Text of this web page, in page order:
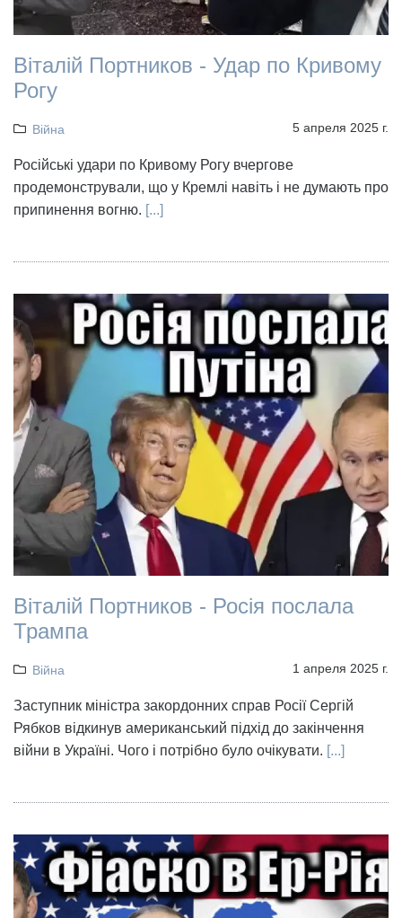
Віталій Портников - Удар по Кривому
Рогу
Війна 5 апреля 2025 г.
Російські удари по Кривому Рогу вчергове
продемонстрували, що у Кремлі навіть і не думають про
припинення вогню. [...]
Віталій Портников - Росія послала
Трампа
Війна 1 апреля 2025 г.
Заступник міністра закордонних справ Росії Сергій
Рябков відкинув американський підхід до закінчення
війни в Україні. Чого і потрібно було очікувати. [...]